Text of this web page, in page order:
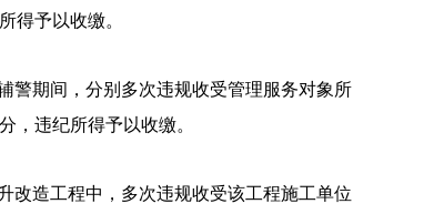
得予以收缴。
警期间，分别多次违规收受管理服务对象所
，违纪所得予以收缴。
改造工程中，多次违规收受该工程施工单位